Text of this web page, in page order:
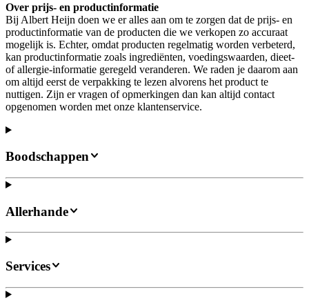
Over prijs- en productinformatie
Bij Albert Heijn doen we er alles aan om te zorgen dat de prijs- en
productinformatie van de producten die we verkopen zo accuraat
mogelijk is. Echter, omdat producten regelmatig worden verbeterd,
kan productinformatie zoals ingrediënten, voedingswaarden, dieet-
of allergie-informatie geregeld veranderen. We raden je daarom aan
om altijd eerst de verpakking te lezen alvorens het product te
nuttigen. Zijn er vragen of opmerkingen dan kan altijd contact
opgenomen worden met onze klantenservice.
Boodschappen
Allerhande
Services